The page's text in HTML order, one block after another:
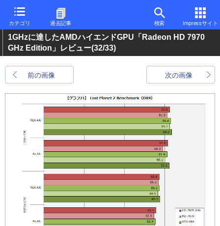
カテゴリ 過去記事 検索 Impressサイト
1GHzに達したAMDハイエンドGPU「Radeon HD 7970
GHz Edition」レビュー(32/33)
前の画像 次の画像